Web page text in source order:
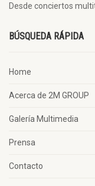
Desde conciertos
BÚSQUEDA RÁPIDA
Home
Acerca de 2M GROUP
Galería Multimedia
Prensa
Contacto